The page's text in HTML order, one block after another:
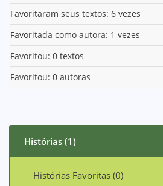
Favoritaram seus textos: 6 vezes
Favoritada como autora: 1 vezes
Favoritou: 0 textos
Favoritou: 0 autoras
Histórias (1)
Histórias Favoritas (0)